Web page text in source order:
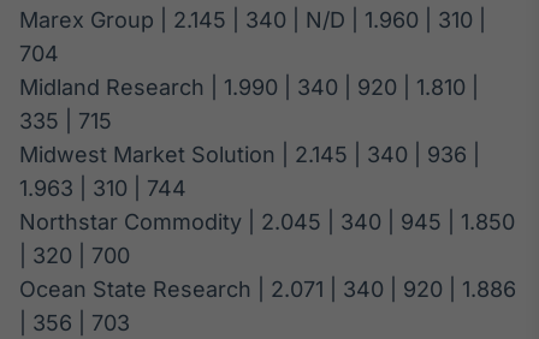
Curadoria
conteúdos
noticiosos
Soluções de
Tecnologia
Radar
Marex Group | 2.145 | 340 | N/D | 1.960 | 310 |
704
Midland Research | 1.990 | 340 | 920 | 1.810 |
335 | 715
Midwest Market Solution | 2.145 | 340 | 936 |
1.963 | 310 | 744
Northstar Commodity | 2.045 | 340 | 945 | 1.850
| 320 | 700
Ocean State Research | 2.071 | 340 | 920 | 1.886
| 356 | 703